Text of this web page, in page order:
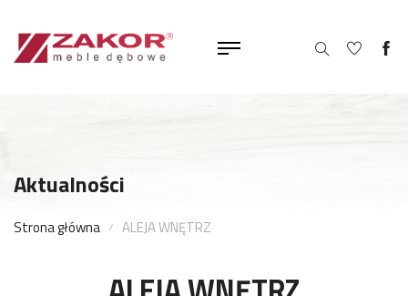
Aktualności
Strona główna ALEJA WNĘTRZ